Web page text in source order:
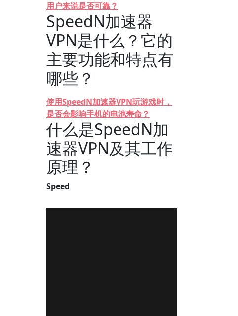
用户来说是否可靠？
SpeedN加速器
VPN是什么？它的
主要功能和特点有
哪些？
使用SpeedN加速器VPN玩游戏时，
是否会影响手机的电池寿命？
什么是SpeedN加
速器VPN及其工作
原理？
Speed